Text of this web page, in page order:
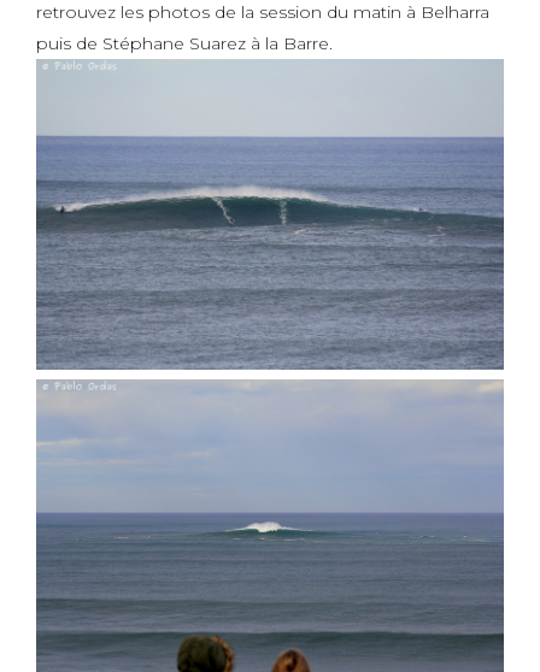
retrouvez les photos de la session du matin à Belharra
puis de Stéphane Suarez à la Barre.